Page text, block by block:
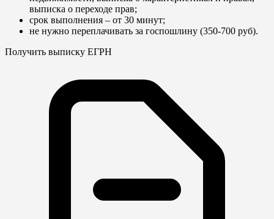
выписка о переходе прав;
срок выполнения – от 30 минут;
не нужно переплачивать за госпошлину (350-700 руб).
Получить выписку ЕГРН